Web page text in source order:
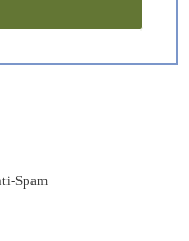
Spam